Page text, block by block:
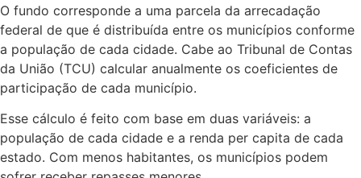
O fundo corresponde a uma parcela da arrecadação
federal de que é distribuída entre os municípios conforme
a população de cada cidade. Cabe ao Tribunal de Contas
da União (TCU) calcular anualmente os coeficientes de
participação de cada município.
Esse cálculo é feito com base em duas variáveis: a
população de cada cidade e a renda per capita de cada
estado. Com menos habitantes, os municípios podem